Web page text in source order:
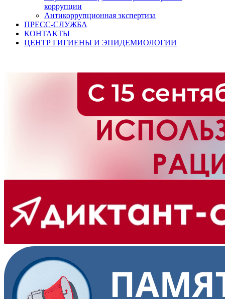
коррупции
Антикоррупционная экспертиза
ПРЕСС-СЛУЖБА
КОНТАКТЫ
ЦЕНТР ГИГИЕНЫ И ЭПИДЕМИОЛОГИИ